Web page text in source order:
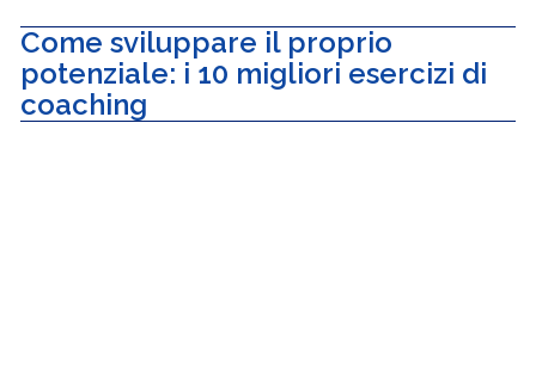
Come sviluppare il proprio
potenziale: i 10 migliori esercizi di
coaching